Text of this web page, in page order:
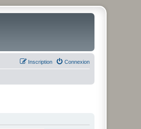
Connexion
Inscription